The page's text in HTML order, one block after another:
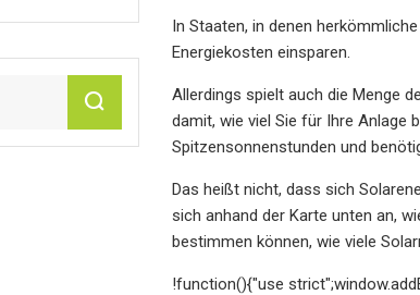
In Staaten, in denen
Energiekosten einsparen.
Allerdings spielt auch die Menge
damit, wie viel Sie für Ihre Anlage
Spitzensonnenstunden und
Das heißt nicht, dass sich
sich anhand der Karte unten an,
bestimmen können, wie viele
!function(){"use